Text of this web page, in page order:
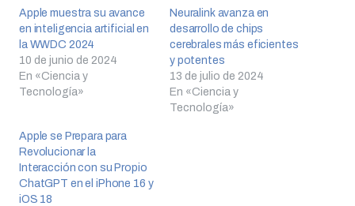
Apple muestra su avance
en inteligencia artificial en
la WWDC 2024
10 de junio de 2024
En «Ciencia y
Tecnología»
Neuralink avanza en
desarrollo de chips
cerebrales más eficientes
y potentes
13 de julio de 2024
En «Ciencia y
Tecnología»
Apple se Prepara para
Revolucionar la
Interacción con su Propio
ChatGPT en el iPhone 16 y
iOS 18